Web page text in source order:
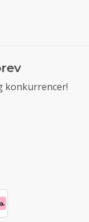
konkurrencer!